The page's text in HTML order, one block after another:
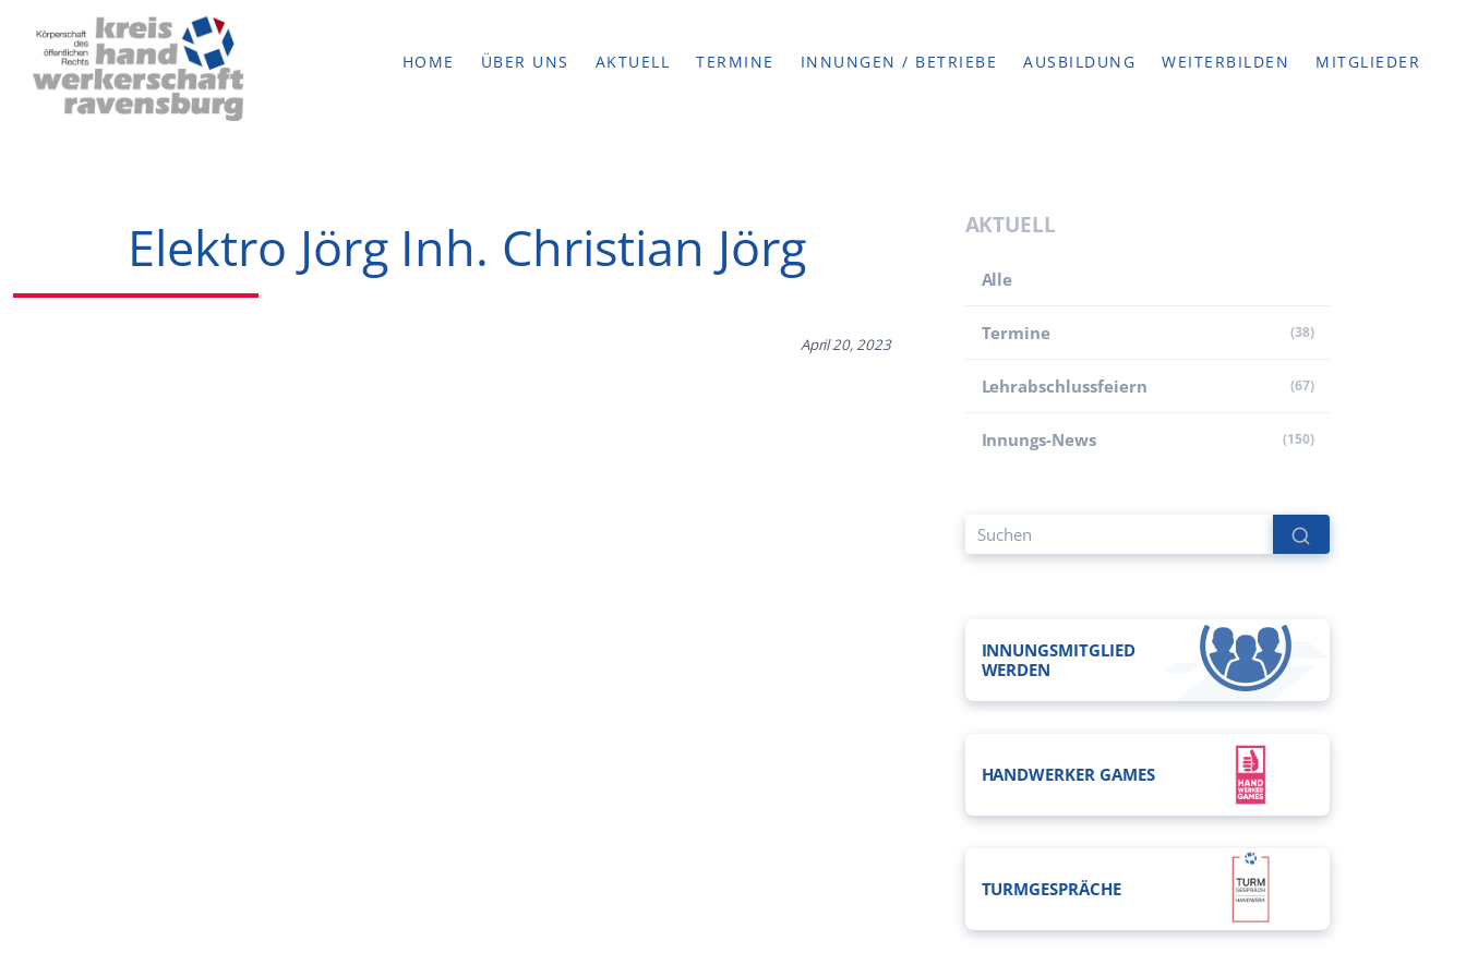
HOME ÜBER UNS AKTUELL TERMINE INNUNGEN / BETRIEBE AUSBILDUNG WEITERBILDEN MITGLIEDER
Elektro Jörg Inh. Christian Jörg
April 20, 2023
AKTUELL
Alle
Termine (38)
Lehr­abschluss­feiern (67)
Innungs-News (150)
INNUNGSMITGLIED
WERDEN
HANDWERKER GAMES
TURMGESPRÄCHE